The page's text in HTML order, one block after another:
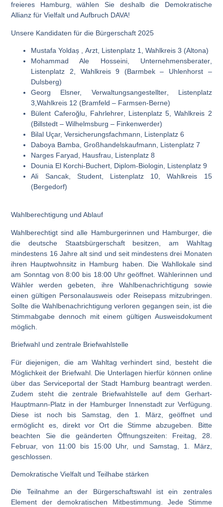
freieres Hamburg, wählen Sie deshalb die Demokratische
Allianz für Vielfalt und Aufbruch DAVA!
Unsere Kandidaten für die Bürgerschaft 2025
Mustafa Yoldaș ,Arzt Listenplatz 1
, Wahlkreis 3 (Altona)
Mohammad Ale Hosseini, Unternehmensberater,
Listenplatz 2 , Wahlkreis 9 (Barmbek – Uhlenhorst –
Dulsberg)
Georg Elsner, Verwaltungsangestellter, Listenplatz
3 ,Wahlkreis 12 (Bramfeld – Farmsen-Berne)
Bülent Caferoğlu, Fahrlehrer, Listenplatz 5 ,Wahlkreis 2
(Billstedt – Wilhelmsburg – Finkenwerder)
Bilal Uçar,Versicherungsfachmann
Listenplatz 6
Daboya Bamba,Großhandelskaufmann
Listenplatz 7
Narges Faryad, Hausfrau
Listenplatz 8
Dounia El Korchi-Buchert, Diplom-Biologin
Listenplatz 9
Ali Sancak, Student, Listenplatz 10 , Wahlkreis 15
(Bergedorf)
Wahlberechtigung und Ablauf
Wahlberechtigt sind alle Hamburgerinnen und Hamburger, die
die deutsche Staatsbürgerschaft besitzen, am Wahltag
mindestens 16 Jahre alt sind und seit mindestens drei Monaten
ihren Hauptwohnsitz in Hamburg haben. Die Wahllokale sind
am Sonntag von 8:00 bis 18:00 Uhr geöffnet. Wählerinnen und
Wähler werden gebeten, ihre Wahlbenachrichtigung sowie
einen gültigen Personalausweis oder Reisepass mitzubringen.
Sollte die Wahlbenachrichtigung verloren gegangen sein, ist die
Stimmabgabe dennoch mit einem gültigen Ausweisdokument
möglich.
Briefwahl und zentrale Briefwahlstelle
Für diejenigen, die am Wahltag verhindert sind, besteht die
Möglichkeit der Briefwahl. Die Unterlagen hierfür können online
über das Serviceportal der Stadt Hamburg beantragt werden.
Zudem steht die zentrale Briefwahlstelle auf dem Gerhart-
Hauptmann-Platz in der Hamburger Innenstadt zur Verfügung.
Diese ist noch bis Samstag, den 1. März, geöffnet und
ermöglicht es, direkt vor Ort die Stimme abzugeben. Bitte
beachten Sie die geänderten Öffnungszeiten: Freitag, 28.
Februar, von 11:00 bis 15:00 Uhr, und Samstag, 1. März,
geschlossen.
Demokratische Vielfalt und Teilhabe stärken
Die Teilnahme an der Bürgerschaftswahl ist ein zentrales
Element der demokratischen Mitbestimmung. Jede Stimme